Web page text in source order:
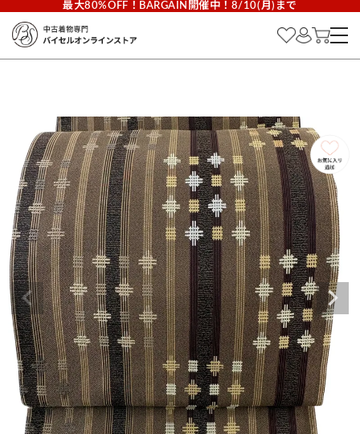
最大80%OFF！BARGAIN開催中！8/10(月)まで